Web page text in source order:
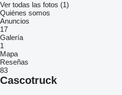
Ver todas las fotos (1)
Quiénes somos
Anuncios
17
Galería
1
Mapa
Reseñas
83
Cascotruck